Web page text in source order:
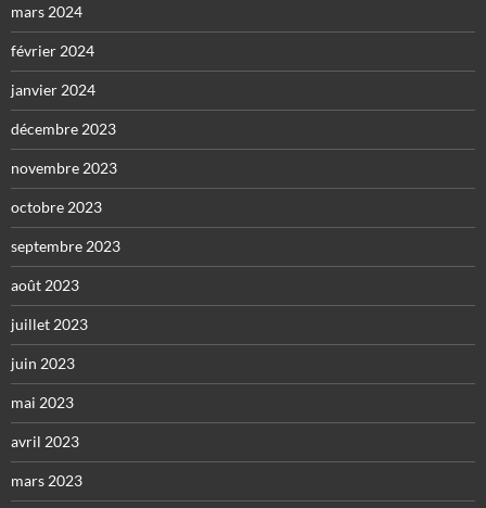
mars 2024
février 2024
janvier 2024
décembre 2023
novembre 2023
octobre 2023
septembre 2023
août 2023
juillet 2023
juin 2023
mai 2023
avril 2023
mars 2023